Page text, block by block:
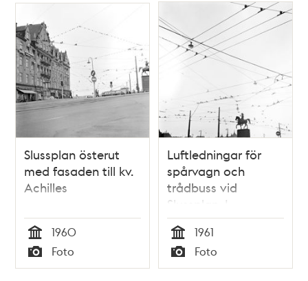
Slussplan österut
med fasaden till kv.
Achilles
Tid
1960
Typ
Foto
Luftledningar för
spårvagn och
trådbuss vid
Slussplan. I
bakgrunden Karl XIV
Johans staty
Tid
1961
Typ
Foto